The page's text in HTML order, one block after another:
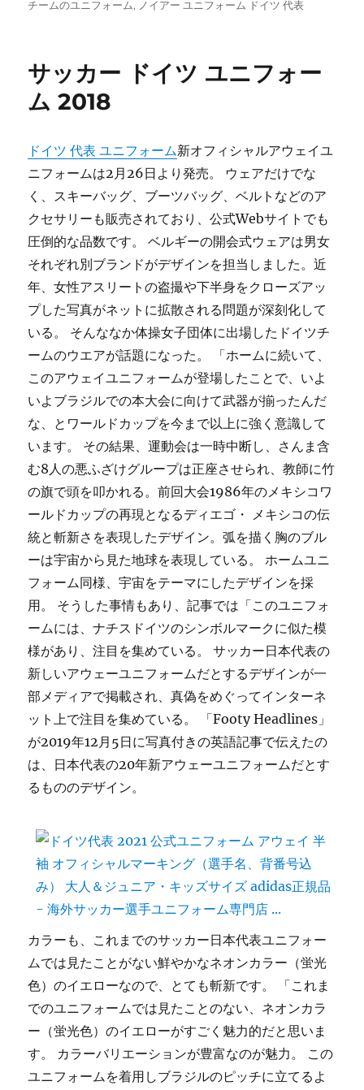
稿
グ
チームのユニフォーム, ノイアー ユニフォーム ドイツ 代表
サッカー ドイツ ユニフォー
ム 2018
ドイツ 代表 ユニフォーム新オフィシャルアウェイユ
ニフォームは2月26日より発売。 ウェアだけでな
く、スキーバッグ、ブーツバッグ、ベルトなどのア
クセサリーも販売されており、公式Webサイトでも
圧倒的な品数です。 ベルギーの開会式ウェアは男女
それぞれ別ブランドがデザインを担当しました。近
年、女性アスリートの盗撮や下半身をクローズアッ
プした写真がネットに拡散される問題が深刻化して
いる。 そんななか体操女子団体に出場したドイツチ
ームのウエアが話題になった。 「ホームに続いて、
このアウェイユニフォームが登場したことで、いよ
いよブラジルでの本大会に向けて武器が揃ったんだ
な、とワールドカップを今まで以上に強く意識して
います。 その結果、運動会は一時中断し、さんま含
む8人の悪ふざけグループは正座させられ、教師に竹
の旗で頭を叩かれる。前回大会1986年のメキシコワ
ールドカップの再現となるディエゴ・ メキシコの伝
統と斬新さを表現したデザイン。弧を描く胸のブル
ーは宇宙から見た地球を表現している。 ホームユニ
フォーム同様、宇宙をテーマにしたデザインを採
用。 そうした事情もあり、記事では「このユニフォ
ームには、ナチスドイツのシンボルマークに似た模
様があり、注目を集めている。 サッカー日本代表の
新しいアウェーユニフォームだとするデザインが一
部メディアで掲載され、真偽をめぐってインターネ
ット上で注目を集めている。 「Footy Headlines」
が2019年12月5日に写真付きの英語記事で伝えたの
は、日本代表の20年新アウェーユニフォームだとす
るもののデザイン。
カラーも、これまでのサッカー日本代表ユニフォー
ムでは見たことがない鮮やかなネオンカラー（蛍光
色）のイエローなので、とても斬新です。 「これま
でのユニフォームでは見たことのない、ネオンカラ
ー（蛍光色）のイエローがすごく魅力的だと思いま
す。 カラーバリエーションが豊富なのが魅力。 この
ユニフォームを着用しブラジルのピッチに立てるよ